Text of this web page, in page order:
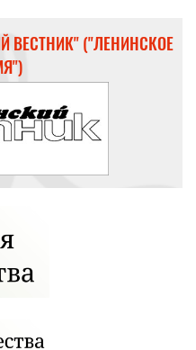
ВЕСТНИК" ("ЛЕНИНСКОЕ